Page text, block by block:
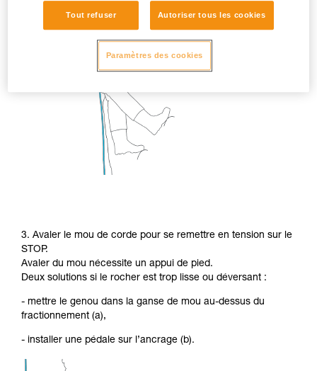
3. Avaler le mou de corde pour se remettre en tension sur le
STOP.
Avaler du mou nécessite un appui de pied.
Deux solutions si le rocher est trop lisse ou déversant :
- mettre le genou dans la ganse de mou au-dessus du
fractionnement (a),
- installer une pédale sur l’ancrage (b).
Tout refuser Autoriser tous les cookies
Paramètres des cookies